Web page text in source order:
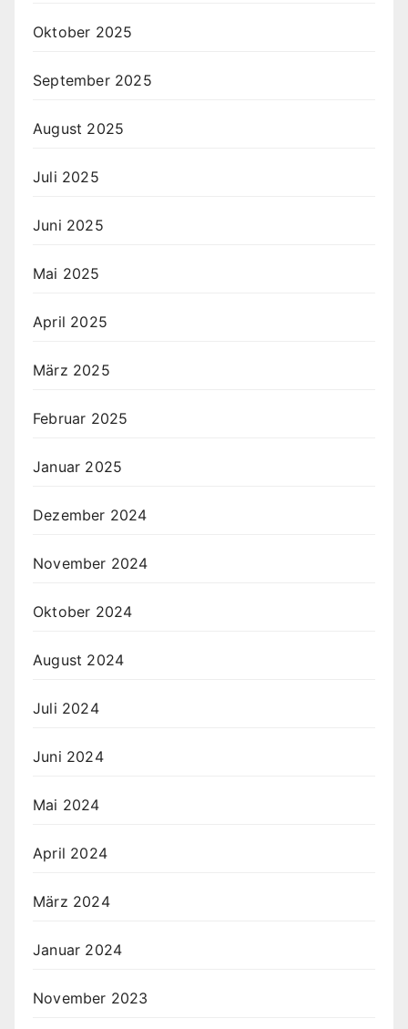
Oktober 2025
September 2025
August 2025
Juli 2025
Juni 2025
Mai 2025
April 2025
März 2025
Februar 2025
Januar 2025
Dezember 2024
November 2024
Oktober 2024
August 2024
Juli 2024
Juni 2024
Mai 2024
April 2024
März 2024
Januar 2024
November 2023